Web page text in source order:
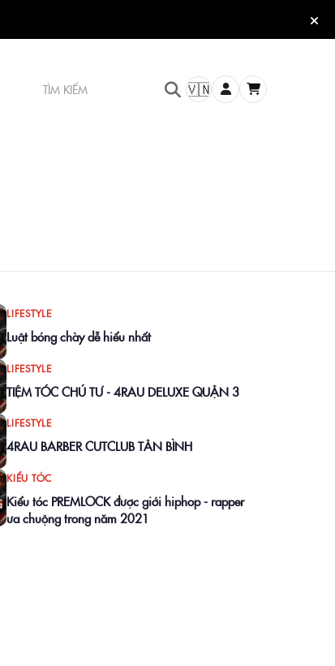
🇻🇳
LIFESTYLE
Luật bóng chày dễ hiểu nhất
LIFESTYLE
TIỆM TÓC CHÚ TƯ - 4RAU DELUXE QUẬN 3
LIFESTYLE
4RAU BARBER CUTCLUB TÂN BÌNH
KIỂU TÓC
Kiểu tóc PREMLOCK được giới hiphop - rapper
ưa chuộng trong năm 2021